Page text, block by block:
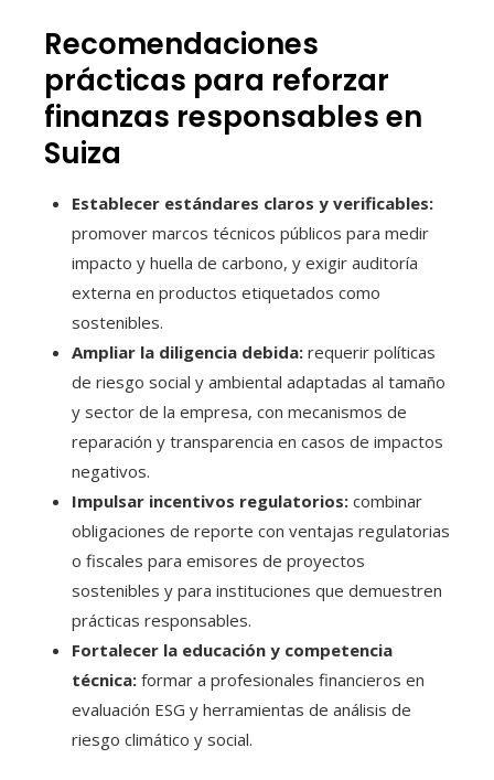
Recomendaciones
prácticas para reforzar
finanzas responsables en
Suiza
Establecer estándares claros y verificables:
promover marcos técnicos públicos para medir
impacto y huella de carbono, y exigir auditoría
externa en productos etiquetados como
sostenibles.
Ampliar la diligencia debida: requerir políticas
de riesgo social y ambiental adaptadas al tamaño
y sector de la empresa, con mecanismos de
reparación y transparencia en casos de impactos
negativos.
Impulsar incentivos regulatorios: combinar
obligaciones de reporte con ventajas regulatorias
o fiscales para emisores de proyectos
sostenibles y para instituciones que demuestren
prácticas responsables.
Fortalecer la educación y competencia
técnica: formar a profesionales financieros en
evaluación ESG y herramientas de análisis de
riesgo climático y social.